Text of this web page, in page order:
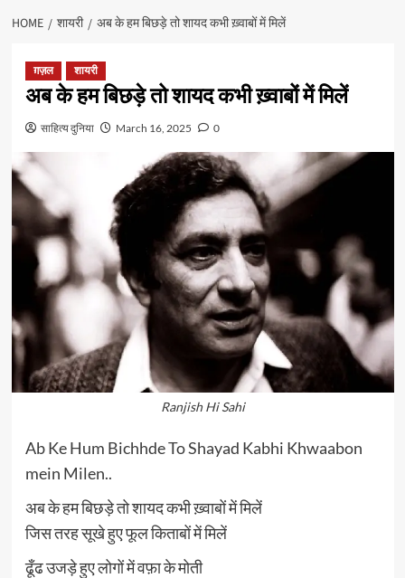
HOME शायरी अब के हम बिछड़े तो शायद कभी ख़्वाबों में मिलें
ग़ज़ल शायरी
अब के हम बिछड़े तो शायद कभी ख़्वाबों में मिलें
साहित्य दुनिया March 16, 2025 0
Ranjish Hi Sahi
Ab Ke Hum Bichhde To Shayad Kabhi Khwaabon
mein Milen..
अब के हम बिछड़े तो शायद कभी ख़्वाबों में मिलें
जिस तरह सूखे हुए फूल किताबों में मिलें
ढूँढ उजड़े हुए लोगों में वफ़ा के मोती